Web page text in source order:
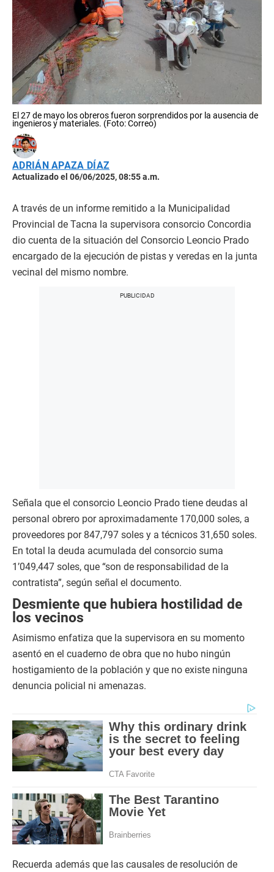
El 27 de mayo los obreros fueron sorprendidos por la ausencia de
ingenieros y materiales. (Foto: Correo)
ADRIÁN APAZA DÍAZ
Actualizado el 06/06/2025, 08:55 a.m.
A través de un informe remitido a la Municipalidad
Provincial de Tacna la supervisora consorcio Concordia
dio cuenta de la situación del Consorcio Leoncio Prado
encargado de la ejecución de pistas y veredas en la junta
vecinal del mismo nombre.
Señala que el consorcio Leoncio Prado tiene deudas al
personal obrero por aproximadamente 170,000 soles, a
proveedores por 847,797 soles y a técnicos 31,650 soles.
En total la deuda acumulada del consorcio suma
1’049,447 soles, que “son de responsabilidad de la
contratista”, según señal el documento.
Desmiente que hubiera hostilidad de
los vecinos
Asimismo enfatiza que la supervisora en su momento
asentó en el cuaderno de obra que no hubo ningún
hostigamiento de la población y que no existe ninguna
denuncia policial ni amenazas.
Recuerda además que las causales de resolución de